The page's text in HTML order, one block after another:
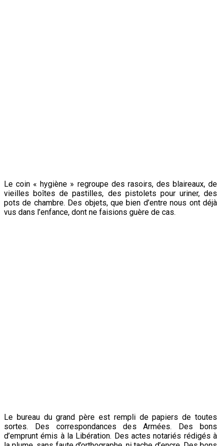
Le coin « hygiène » regroupe des rasoirs, des blaireaux, de
vieilles boîtes de pastilles, des pistolets pour uriner, des
pots de chambre. Des objets, que bien d’entre nous ont déjà
vus dans l’enfance, dont ne faisions guère de cas.
Le bureau du grand père est rempli de papiers de toutes
sortes. Des correspondances des Armées. Des bons
d’emprunt émis à la Libération. Des actes notariés rédigés à